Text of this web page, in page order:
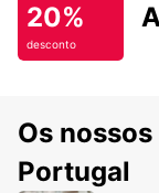
20%
desconto
Os
Portugal